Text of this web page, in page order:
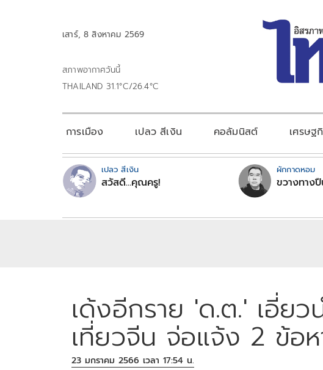
เสาร์, 8 สิงหาคม 2569
สภาพอากาศวันนี้
THAILAND 31.1°C/26.4°C
การเมือง เปลว สีเงิน คอลัมนิสต์ เศรษฐ
เปลว สีเงิน
สวัสดี...คุณครู!
ผักกาดหอม
ขวางทาง
เด้งอีกราย 'ด.ต.' เอี่ย
เที่ยวจีน จ่อแจ้ง 2 ข้อ
23 มกราคม 2566 เวลา 17:54 น.